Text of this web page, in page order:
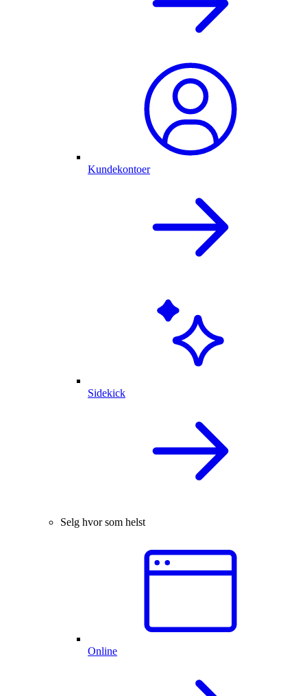
Kundekontoer
Sidekick
Selg hvor som helst
Online